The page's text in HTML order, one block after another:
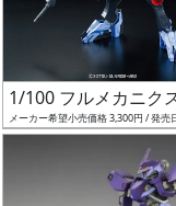
割
1/100 フルメカニク
メーカー希望小売価格 3,300円 / 発売